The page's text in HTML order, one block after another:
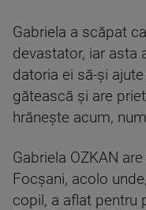
Gabriela a scăpat
devastator, iar asta
datoria ei să-şi
gătească şi are
hrăneşte acum,
Gabriela OZKAN
Focşani, acolo
copil, a aflat pentru